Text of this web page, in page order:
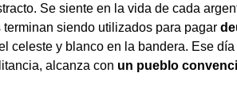
Se siente en la vida de cada
siendo utilizados para pagar
celeste y blanco en la bandera. Ese
alcanza con un pueblo